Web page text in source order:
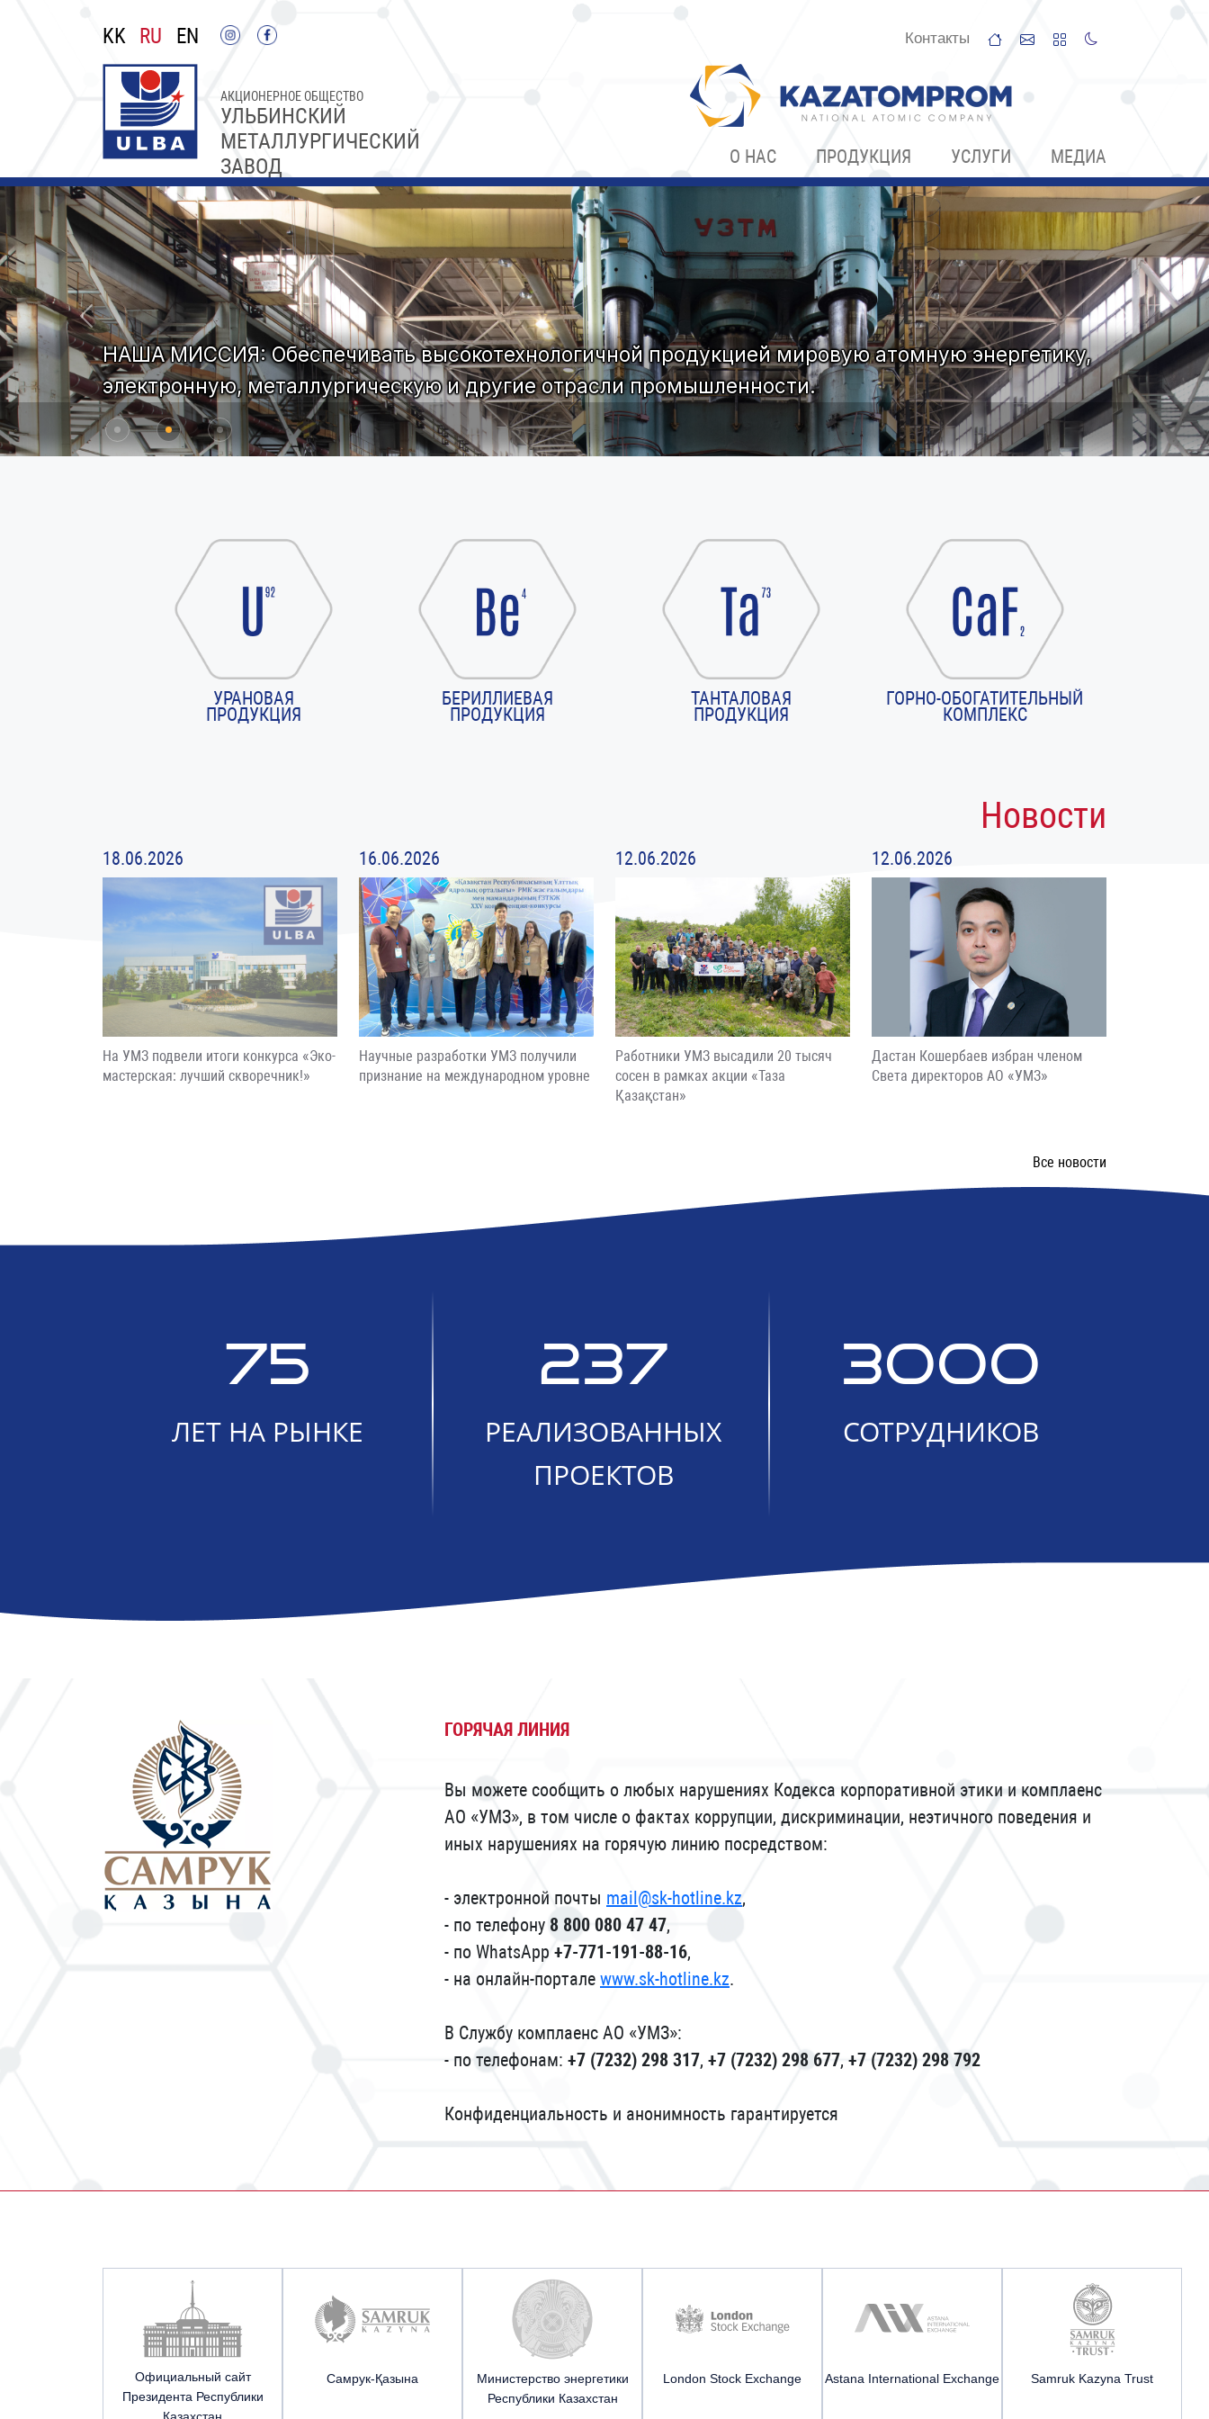
KK RU EN Контакты
УЛЬБИНСКИЙ
МЕТАЛЛУРГИЧЕСКИЙ
ЗАВОД
АКЦИОНЕРНОЕ ОБЩЕСТВО
О НАС ПРОДУКЦИЯ УСЛУГИ МЕДИА
НАША МИССИЯ: Обеспечивать высокотехнологичной продукцией мировую атомную энергетику,
электронную, металлургическую и другие отрасли промышленности.
УРАНОВАЯ
ПРОДУКЦИЯ
БЕРИЛЛИЕВАЯ
ПРОДУКЦИЯ
ТАНТАЛОВАЯ
ПРОДУКЦИЯ
ГОРНО-ОБОГАТИТЕЛЬНЫЙ
КОМПЛЕКС
Новости
18.06.2026
На УМЗ подвели итоги конкурса «Эко-
мастерская: лучший скворечник!»
16.06.2026
Научные разработки УМЗ получили
признание на международном уровне
12.06.2026
Работники УМЗ высадили 20 тысяч
сосен в рамках акции «Таза
Қазақстан»
12.06.2026
Дастан Кошербаев избран членом
Света директоров АО «УМЗ»
Все новости
75
ЛЕТ НА РЫНКЕ
237
РЕАЛИЗОВАННЫХ
ПРОЕКТОВ
3000
СОТРУДНИКОВ
ГОРЯЧАЯ ЛИНИЯ
Вы можете сообщить о любых нарушениях Кодекса корпоративной этики и комплаенс
АО «УМЗ», в том числе о фактах коррупции, дискриминации, неэтичного поведения и
иных нарушениях на горячую линию посредством:
- электронной почты mail@sk-hotline.kz,
- по телефону 8 800 080 47 47,
- по WhatsApp +7-771-191-88-16,
- на онлайн-портале www.sk-hotline.kz.
В Службу комплаенс АО «УМЗ»:
- по телефонам: +7 (7232) 298 317, +7 (7232) 298 677, +7 (7232) 298 792
Конфиденциальность и анонимность гарантируется
Официальный сайт
Президента Республики
Казахстан
Cамрук-Қазына
Министерство энергетики
Республики Казахстан
London Stock Exchange Astana International Exchange Samruk Kazyna Trust